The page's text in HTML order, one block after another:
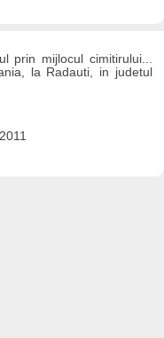
prin mijlocul cimitirului...
la Radauti, in judetul